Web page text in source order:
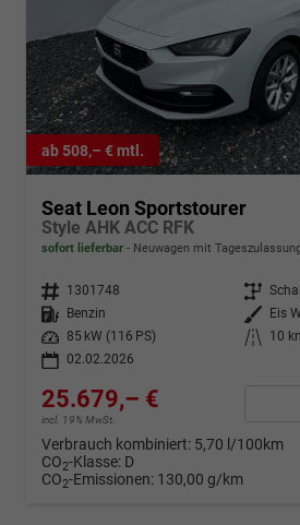
ab 508,– € mtl.
Seat Leon Sportstourer
Style AHK ACC RFK
sofort lieferbar Neuwagen mit
Fahrzeugnr. 1301748 Getriebe
Kraftstoff
Benzin Außenfarbe
Eis
Leistung
85 kW (116 PS) Kilometerstand
10
02.02.2026
25.679,– €
incl. 19% MwSt.
Verbrauch kombiniert: 5,70 l/100km
CO2-Klasse: D
CO2-Emissionen: 130,00 g/km